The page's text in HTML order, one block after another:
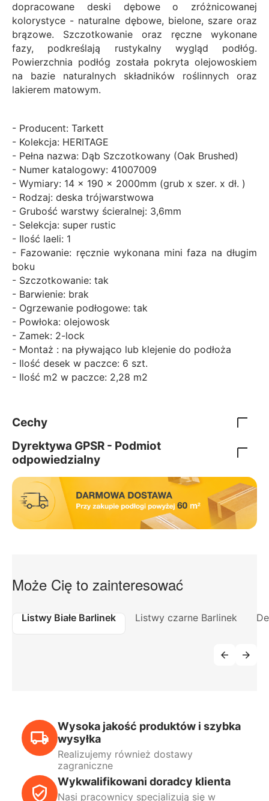
dopracowane deski dębowe o zróżnicowanej
kolorystyce - naturalne dębowe, bielone, szare oraz
brązowe. Szczotkowanie oraz ręczne wykonane
fazy, podkreślają rustykalny wygląd podłóg.
Powierzchnia podłóg została pokryta olejowoskiem
na bazie naturalnych składników roślinnych oraz
lakierem matowym.
- Producent: Tarkett
- Kolekcja: HERITAGE
- Pełna nazwa: Dąb Szczotkowany (Oak Brushed)
- Numer katalogowy: 41007009
- Wymiary: 14 x 190 x 2000mm (grub x szer. x dł. )
- Rodzaj: deska trójwarstwowa
- Grubość warstwy ścieralnej: 3,6mm
- Selekcja: super rustic
- Ilość laeli: 1
- Fazowanie: ręcznie wykonana mini faza na długim
boku
- Szczotkowanie: tak
- Barwienie: brak
- Ogrzewanie podłogowe: tak
- Powłoka: olejowosk
- Zamek: 2-lock
- Montaż : na pływająco lub klejenie do podłoża
- Ilość desek w paczce: 6 szt.
- Ilość m2 w paczce: 2,28 m2
Cechy
Dyrektywa GPSR - Podmiot
odpowiedzialny
Może Cię to zainteresować
Listwy Białe Barlinek Listwy czarne Barlinek
Wysoka jakość produktów i szybka
wysyłka
Realizujemy również dostawy
zagraniczne
Wykwalifikowani doradcy klienta
Nasi pracownicy specjalizują się w